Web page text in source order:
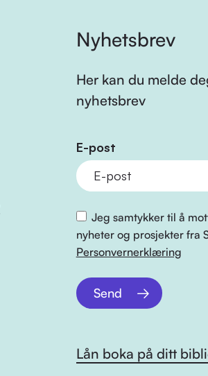
Nyhetsbrev
Her kan du melde
nyhetsbrev
E-post
Jeg samtykker til å
nyheter og prosjekter fra
Personvernerklæring
Send
Lån boka på ditt